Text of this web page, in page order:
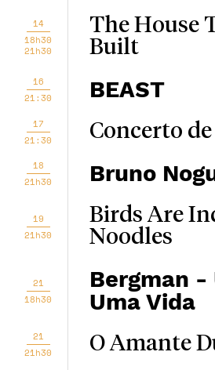
14
18h30
21h30
The House
Built
16
21:30
BEAST
17
21:30
Concerto
18
21h30
Bruno
19
21h30
Birds Are
Noodles
21
18h30
Bergman -
Uma Vida
21
21h30
O Amante